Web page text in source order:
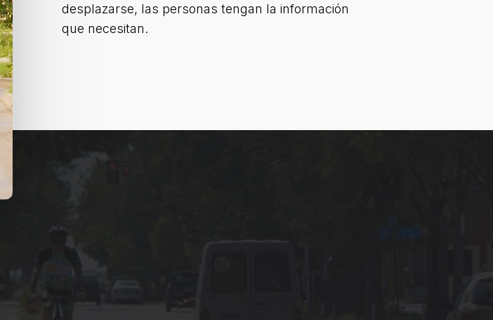
desplazarse, las personas tengan la información
que necesitan.